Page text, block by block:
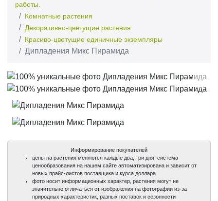
работы.
Комнатные растения
Декоративно-цветущие растения
Красиво-цветущие единичные экземпляры
Дипладения Микс Пирамида
Информирование покупателей
цены на растения меняются каждые два, три дня, система
ценообразования на нашем сайте автоматизирована и зависит от
новых прайс-листов поставщика и курса доллара
фото носит информационных характер, растения могут не
значительно отличаться от изображения на фотографии из-за
природных характеристик, разных поставок и сезонности